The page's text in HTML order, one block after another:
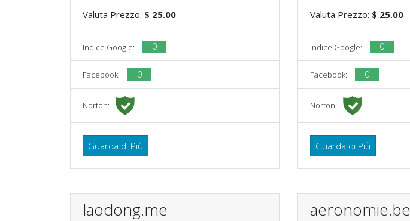
Valuta Prezzo: $ 25.00
Indice Google: 0
Facebook: 0
Norton:
Guarda di Più
Valuta Prezzo: $ 25.00
Indice Google: 0
Facebook: 0
Norton:
Guarda di Più
laodong.me aeronomie.be